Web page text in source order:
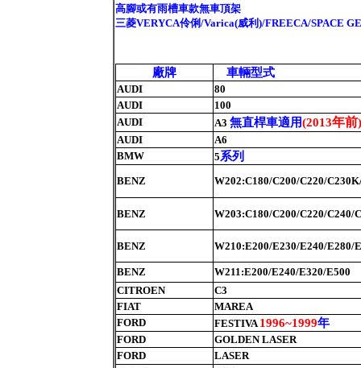
高腳或有雨槽車款無車頂架
三菱VERYCA伶俐/Varica(威利)/FREECA/SPACE
廠牌 車輛型式
AUDI
80
AUDI
100
AUDI
A3 無直桿車適用(2013年前)
AUDI
A6
BMW
5系列
BENZ W202:C180/C200/C220/
BENZ W203:C180/C200/C220/C240/
BENZ W210:E200/E230/E240/E280/
BENZ
W211:E200/E240/E320/E500
CITROEN
C3
FIAT
MAREA
FORD
FESTIVA1996~1999年
FORD
GOLDEN LASER
FORD
LASER